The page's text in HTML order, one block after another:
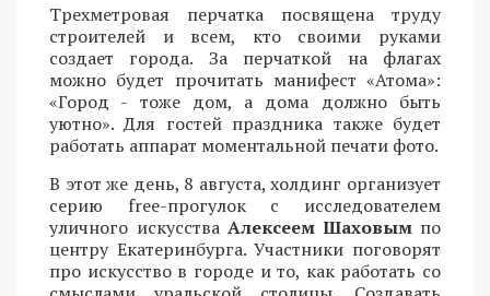
Трехметровая перчатка посвящена труду
строителей и всем, кто своими руками
создает города. За перчаткой на флагах
можно будет прочитать манифест «Атома»:
«Город - тоже дом, а дома должно быть
уютно». Для гостей праздника также будет
работать аппарат моментальной печати фото.
В этот же день, 8 августа, холдинг организует
серию free-прогулок с исследователем
уличного искусства Алексеем Шаховым по
центру Екатеринбурга. Участники поговорят
про искусство в городе и то, как работать со